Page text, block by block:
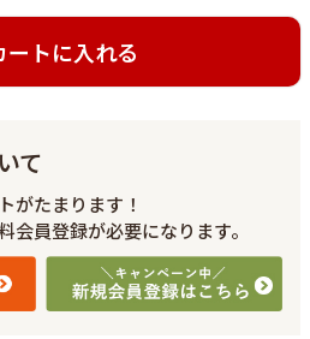
ートに入れる
て
がたまります！
会員登録が必要になります。